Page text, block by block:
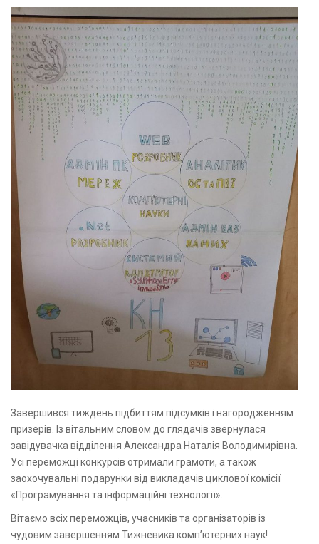
Завершився тиждень підбиттям підсумків і нагородженням
призерів. Із вітальним словом до глядачів звернулася
завідувачка відділення Александра Наталія Володимирівна.
Усі переможці конкурсів отримали грамоти, а також
заохочувальні подарунки від викладачів циклової комісії
«Програмування та інформаційні технології».
Вітаємо всіх переможців, учасників та організаторів із
чудовим завершенням Тижневика комп’ютерних наук!